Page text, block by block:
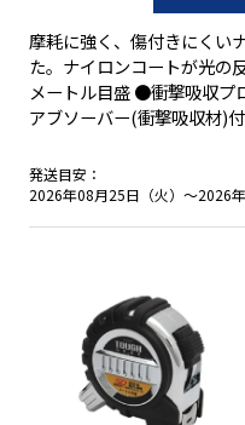
摩耗に強く、傷付きにくい
た。ナイロンコートが光の
メートル目盛 ●衝撃吸収プ
アブソーバー(衝撃吸収材)
補正移動爪付 ●しっかり
●ワイヤー芯が入った丈夫
片手で簡単に脱着可能
発送目安：
2026年08月25日（火）～2026